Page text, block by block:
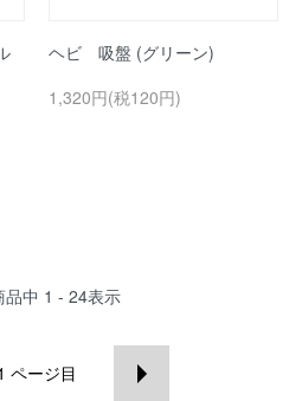
ヘビ 吸盤 (グリーン)
1,320円(税120円)
品中 1 - 24表示
ページ目